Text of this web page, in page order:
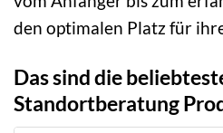
den optimalen Platz für
Das sind die
Standortberatung